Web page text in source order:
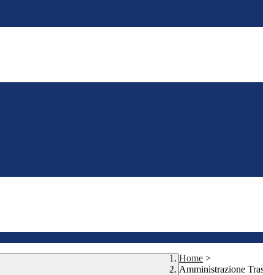
Home >
Amministrazione